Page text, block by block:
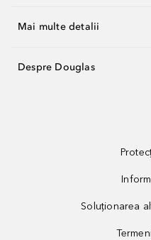
Mai multe detalii
Despre Douglas
Soluționarea